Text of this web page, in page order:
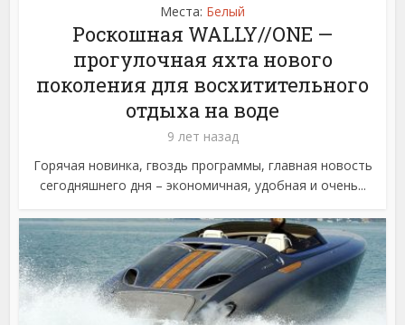
Места: Белый
Роскошная WALLY//ONE —
прогулочная яхта нового
поколения для восхитительного
отдыха на воде
9 лет назад
Горячая новинка, гвоздь программы, главная новость
сегодняшнего дня – экономичная, удобная и очень...